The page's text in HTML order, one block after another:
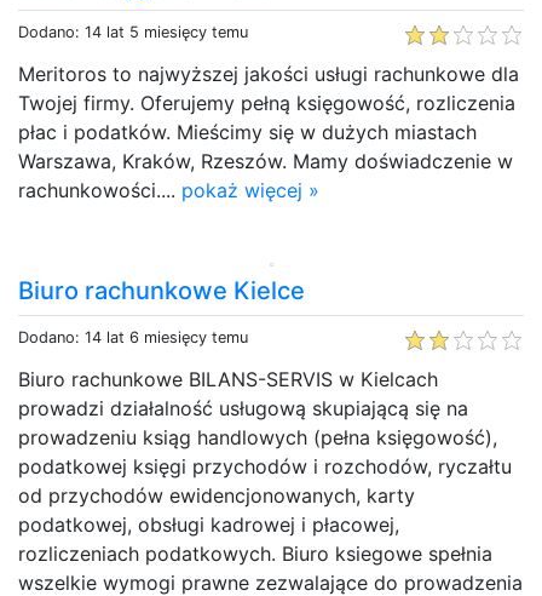
Dodano: 14 lat 5 miesięcy temu
Meritoros to najwyższej jakości usługi rachunkowe dla
Twojej firmy. Oferujemy pełną księgowość, rozliczenia
płac i podatków. Mieścimy się w dużych miastach
Warszawa, Kraków, Rzeszów. Mamy doświadczenie w
rachunkowości.... pokaż więcej »
Biuro rachunkowe Kielce
Dodano: 14 lat 6 miesięcy temu
Biuro rachunkowe BILANS-SERVIS w Kielcach
prowadzi działalność usługową skupiającą się na
prowadzeniu ksiąg handlowych (pełna księgowość),
podatkowej księgi przychodów i rozchodów, ryczałtu
od przychodów ewidencjonowanych, karty
podatkowej, obsługi kadrowej i płacowej,
rozliczeniach podatkowych. Biuro ksiegowe spełnia
wszelkie wymogi prawne zezwalające do prowadzenia